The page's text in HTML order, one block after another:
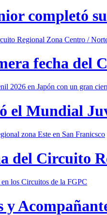
completó
fecha del
el Mundial
del Circuito
y